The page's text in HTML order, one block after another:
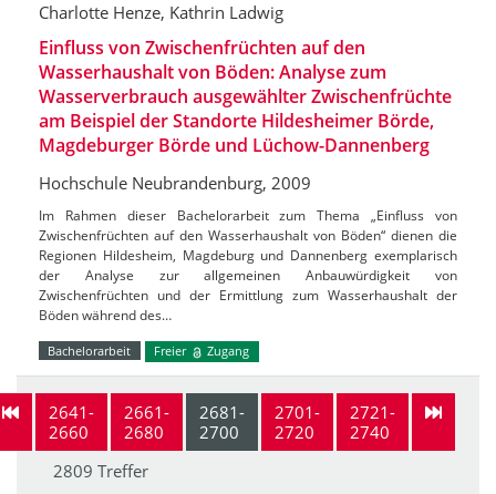
Charlotte Henze, Kathrin Ladwig
Einfluss von Zwischenfrüchten auf den
Wasserhaushalt von Böden: Analyse zum
Wasserverbrauch ausgewählter Zwischenfrüchte
am Beispiel der Standorte Hildesheimer Börde,
Magdeburger Börde und Lüchow-Dannenberg
Hochschule Neubrandenburg, 2009
Im Rahmen dieser Bachelorarbeit zum Thema „Einfluss von
Zwischenfrüchten auf den Wasserhaushalt von Böden“ dienen die
Regionen Hildesheim, Magdeburg und Dannenberg exemplarisch
der Analyse zur allgemeinen Anbauwürdigkeit von
Zwischenfrüchten und der Ermittlung zum Wasserhaushalt der
Böden während des…
Bachelorarbeit Freier Zugang
2641-
2660
2661-
2680
2681-
2700
2701-
2720
2721-
2740
2809 Treffer